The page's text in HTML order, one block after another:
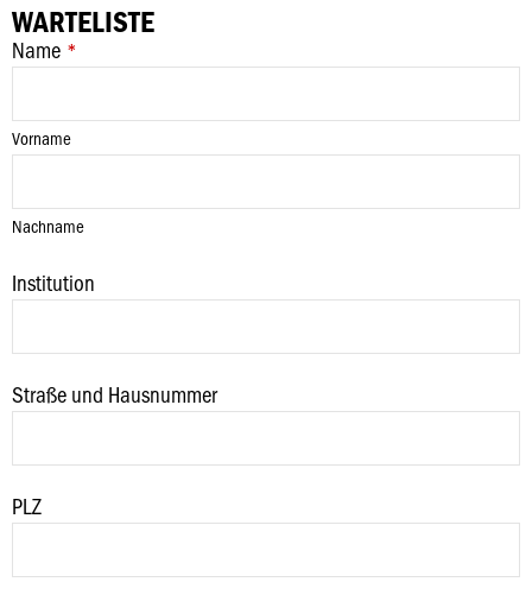
WARTELISTE
Name *
Vorname
Nachname
Institution
Straße und Hausnummer
PLZ